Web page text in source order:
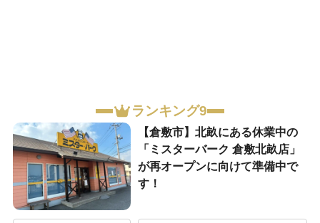
ランキング9
【倉敷市】北畝にある休業中の
「ミスターバーク 倉敷北畝店」
が再オープンに向けて準備中で
す！